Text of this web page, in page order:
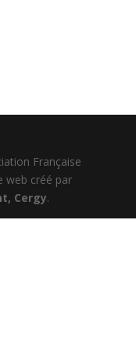
Française
web créé par
Cergy.